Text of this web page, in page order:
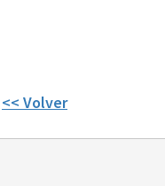
<< Volver